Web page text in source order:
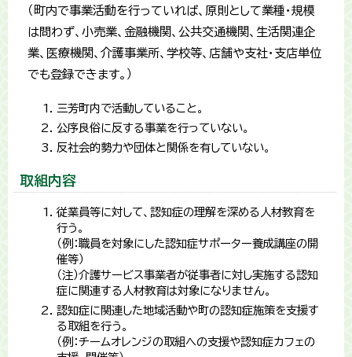
（町内で事業活動を行っていれば、原則として業種・規模
は問わず、小売業、金融機関、公共交通機関、生活関連企
業、医療機関、介護事業所、学校等、店舗や支社・支店単位
でも登録できます。）
三芳町内で活動していること。
公序良俗に反する事業を行っていない。
反社会的勢力や団体と関係を有していない。
取組内容
従業員等に対して、認知症の理解を深める人材教育を
行う。
（例：職員を対象にした認知症サポーター養成講座の開
催等）
（注）介護サービス事業者が従事者に対し実施する認知
症に関連する人材教育は対象になりません。
認知症に関連した地域活動や町の認知症施策を支援す
る取組を行う。
（例：チームオレンジの取組への支援や認知症カフェの